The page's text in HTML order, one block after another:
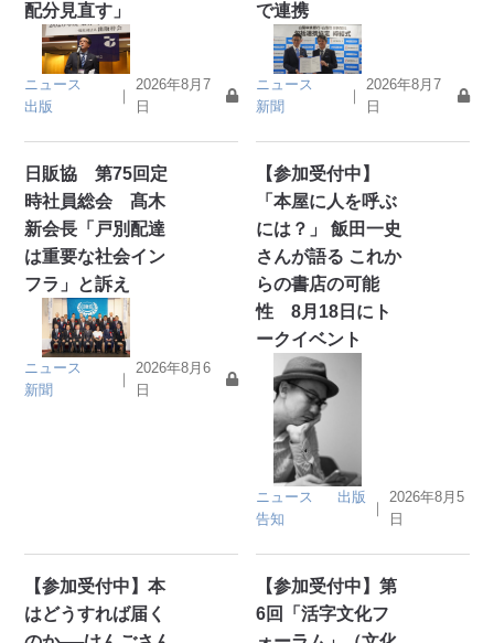
配分見直す」
ニュース
出版
｜
2026年8月7
日
で連携
ニュース
新聞
｜
2026年8月7
日
日販協 第75回定
時社員総会 髙木
新会長「戸別配達
は重要な社会イン
フラ」と訴え
ニュース
新聞
｜
2026年8月6
日
【参加受付中】
「本屋に人を呼ぶ
には？」 飯田一史
さんが語る これか
らの書店の可能
性 8月18日にト
ークイベント
ニュース
出版
告知
｜
2026年8月5
日
【参加受付中】本
はどうすれば届く
【参加受付中】第
6回「活字文化フ